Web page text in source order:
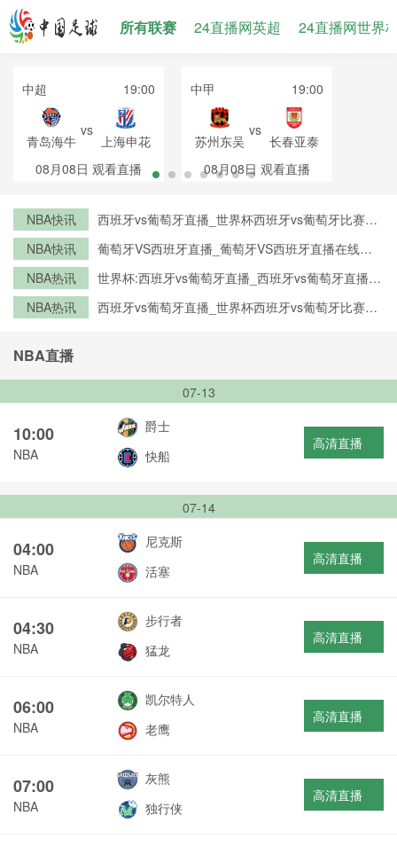
所有联赛 24直播网英超 24直播网世界
中超 19:00
青岛海牛
vs
上海申花
08月08日 观看直播
中甲 19:00
苏州东吴
vs
长春亚泰
08月08日 观看直播
NBA快讯
西班牙vs葡萄牙直播_世界杯西班牙vs葡萄牙比赛直
NBA快讯
葡萄牙VS西班牙直播_葡萄牙VS西班牙直播在线观
NBA热讯
世界杯:西班牙vs葡萄牙直播_西班牙vs葡萄牙直播免
清视频直播
NBA热讯
西班牙vs葡萄牙直播_世界杯西班牙vs葡萄牙比赛直
NBA直播
07-13
10:00
NBA
爵士
快船
高清直播
07-14
04:00
NBA
尼克斯
活塞
高清直播
04:30
NBA
步行者
猛龙
高清直播
06:00
NBA
凯尔特人
老鹰
高清直播
07:00
NBA
灰熊
独行侠
高清直播